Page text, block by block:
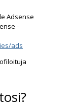
Adsense
-
ads